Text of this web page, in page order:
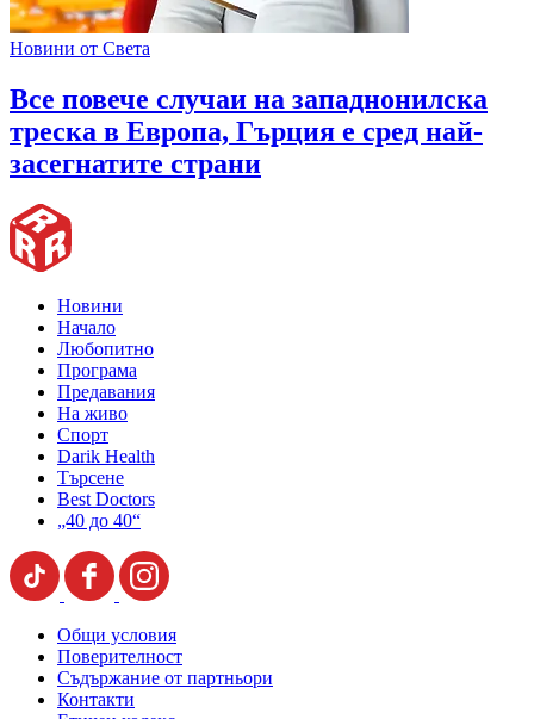
Новини от Света
Все повече случаи на западнонилска
треска в Европа, Гърция е сред най-
засегнатите страни
Новини
Начало
Любопитно
Програма
Предавания
На живо
Спорт
Darik Health
Търсене
Best Doctors
„40 до 40“
Общи условия
Поверителност
Съдържание от партньори
Контакти